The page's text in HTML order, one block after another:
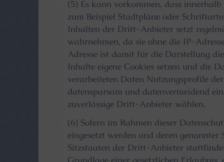
(5) Es kann vorkommen, dass
zum Beispiel Stadtpläne oder
Inhalten der Dritt-Anbieter setzt
wahrnehmen, da sie ohne die IP-
Adresse ist damit für die Darstellung
Inhalte eigene Cookies setzen und die
verarbeiteten Daten Nutzungsprofile
datensparsam und datenvermeidend
zuverlässige Dritt-Anbieter wählen.
(6) Sofern im Rahmen dieser
eingesetzt werden und deren
Sitzstaaten der Dritt-Anbieter